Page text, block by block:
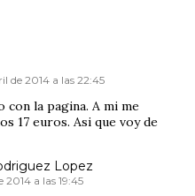
de 2014 a las 22:45
con la pagina. A mi me
17 euros. Asi que voy de
Lopez
2014 a las 19:45